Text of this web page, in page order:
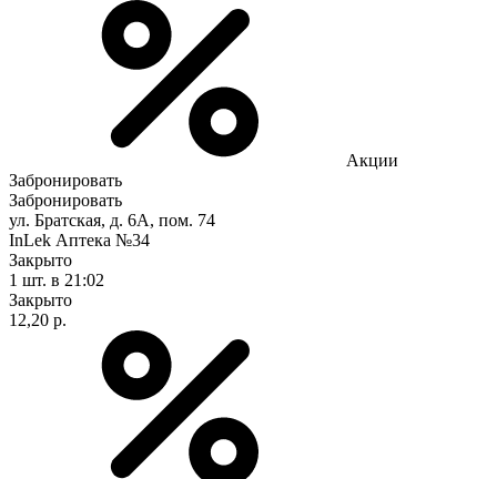
Акции
Забронировать
Забронировать
ул. Братская, д. 6А, пом. 74
InLek Аптека №34
Закрыто
1 шт. в 21:02
Закрыто
12,20 р.